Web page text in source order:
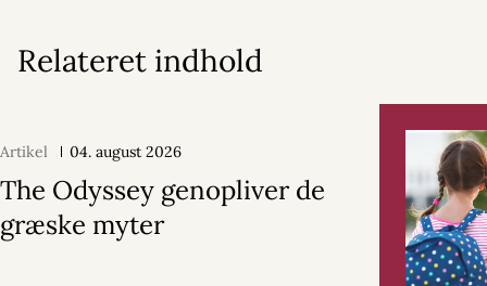
Relateret indhold
Artikel 04. august 2026
The Odyssey genopliver de
græske myter